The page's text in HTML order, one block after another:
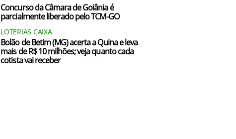
Concurso da Câmara de Goiânia é
parcialmente liberado pelo TCM-GO
LOTERIAS CAIXA
Bolão de Betim (MG) acerta a Quina e leva
mais de R$ 10 milhões; veja quanto cada
cotista vai receber